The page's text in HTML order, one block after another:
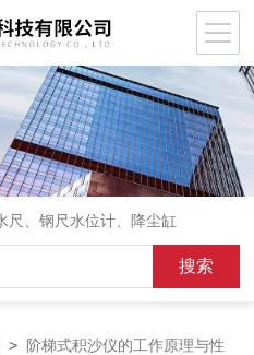
尺、钢尺水位计、降尘缸
> 阶梯式积沙仪的工作原理与性